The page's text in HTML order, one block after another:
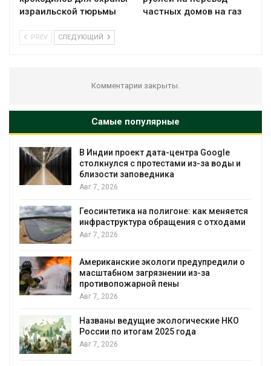
израильской тюрьмы
частных домов на газ
PREV СЛЕДУЮЩИЙ
Комментарии закрыты.
Самые популярные
В Индии проект дата-центра Google
столкнулся с протестами из-за воды и
близости заповедника
Авг 7, 2026
Геосинтетика на полигоне: как меняется
инфраструктура обращения с отходами
Авг 7, 2026
Американские экологи предупредили о
масштабном загрязнении из-за
противопожарной пены
Авг 7, 2026
Названы ведущие экологические НКО
России по итогам 2025 года
Авг 7, 2026